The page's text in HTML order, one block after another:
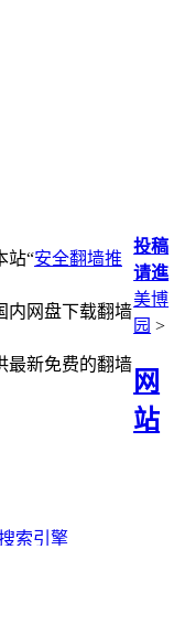
站“安全翻墙推
内网盘下载翻墙
最新免费的翻墙
投稿
请進
美博
园 >
网
站
索引擎